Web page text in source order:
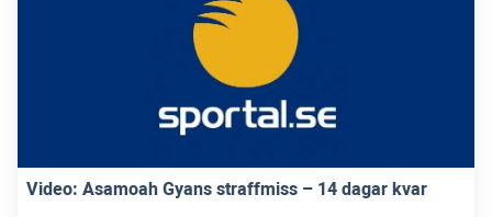
Video: Asamoah Gyans straffmiss – 14 dagar kvar